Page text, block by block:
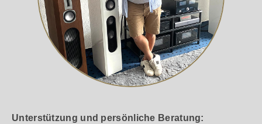
Unterstützung und persönliche Beratung: